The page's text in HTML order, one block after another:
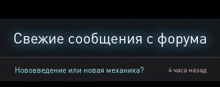
Свежие сообщения с форума
Нововведение или новая механика? 4 часа назад